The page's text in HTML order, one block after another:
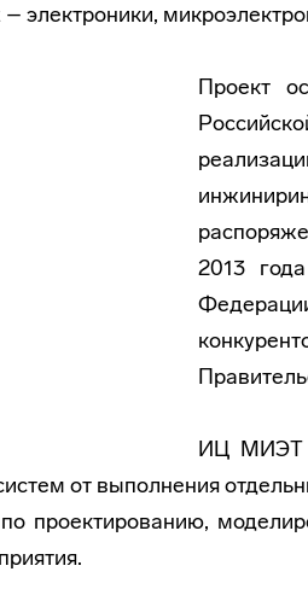
электроники,
Проект
2013
ИЦ МИЭТ
от выполнения
проектированию,